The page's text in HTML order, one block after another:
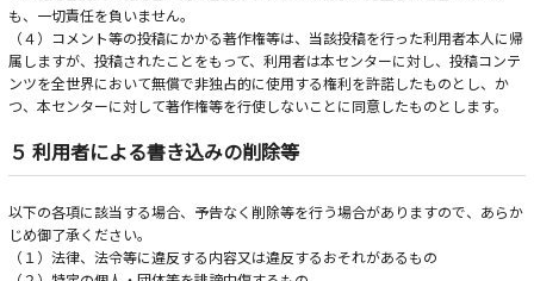
も、一切責任を負いません。
（４）コメント等の投稿にかかる著作権等は、当該投稿を行った利用者本人に帰
属しますが、投稿されたことをもって、利用者は本センターに対し、投稿コンテ
ンツを全世界において無償で非独占的に使用する権利を許諾したものとし、か
つ、本センターに対して著作権等を行使しないことに同意したものとします。
５ 利用者による書き込みの削除等
以下の各項に該当する場合、予告なく削除等を行う場合がありますので、あらか
じめ御了承ください。
（１）法律、法令等に違反する内容又は違反するおそれがあるもの